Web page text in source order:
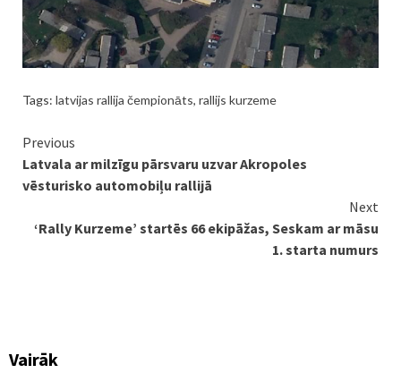
Tags: latvijas rallija čempionāts, rallijs kurzeme
Continue
Reading
Previous
Latvala ar milzīgu pārsvaru uzvar Akropoles
vēsturisko automobiļu rallijā
Next
‘Rally Kurzeme’ startēs 66 ekipāžas, Seskam ar māsu
1. starta numurs
Vairāk